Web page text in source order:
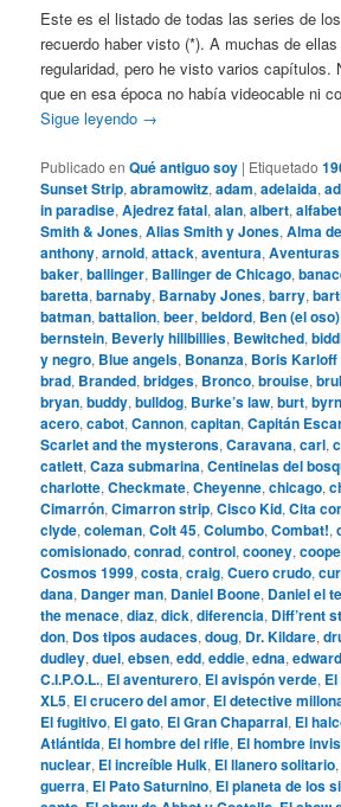
Este es el listado de todas las series de
recuerdo haber visto (*). A muchas de
regularidad, pero he visto varios capítulos.
que en esa época no había videocable ni
Sigue leyendo →
Publicado en Qué antiguo soy | Etiquetado
Sunset Strip,abramowitz,adam,adelaida,
in paradise,Ajedrez fatal,alan,albert,
Smith & Jones,Alias Smith y Jones,Alma
anthony,arnold,attack,aventura,
baker,ballinger, Ballinger de Chicago,
baretta,barnaby, Barnaby Jones,barry,
batman,battalion,beer,beldord, Ben (el oso)
bernstein, Beverly hillbillies, Bewitched,
y negro, Blue angels, Bonanza, Boris Karloff
brad, Branded,bridges, Bronco,brouise,
bryan,buddy,bulldog, Burke’s law,burt,
acero,cabot,Cannon,capitan,Capitán
Scarlet and the mysterons,Caravana,carl,
catlett,Caza submarina,Centinelas del
charlotte,Checkmate,Cheyenne,chicago,
Cimarrón,Cimarron strip,Cisco Kid,Cita
clyde,coleman,Colt 45,Columbo,Combat!,
comisionado,conrad,control,cooney,
Cosmos 1999,costa,craig,Cuero crudo,
dana, Danger man, Daniel Boone, Daniel el
the menace,diaz,dick,diferencia, Diff’rent
don, Dos tipos audaces,doug, Dr. Kildare,
dudley,duel,ebsen,edd,eddie,edna,edward
C.I.P.O.L., El aventurero, El avispón verde,
XL5, El crucero del amor, El detective
El fugitivo, El gato, El Gran Chaparral, El
Atlántida, El hombre del rifle, El hombre
nuclear, El increíble Hulk, El llanero solitario,
guerra, El Pato Saturnino, El planeta de los